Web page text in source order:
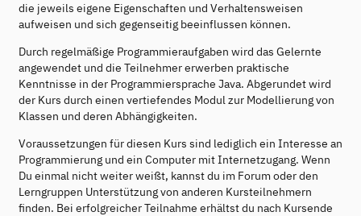
die jeweils eigene Eigenschaften und Verhaltensweisen
aufweisen und sich gegenseitig beeinflussen können.
Durch regelmäßige Programmieraufgaben wird das Gelernte
angewendet und die Teilnehmer erwerben praktische
Kenntnisse in der Programmiersprache Java. Abgerundet wird
der Kurs durch einen vertiefendes Modul zur Modellierung von
Klassen und deren Abhängigkeiten.
Voraussetzungen für diesen Kurs sind lediglich ein Interesse an
Programmierung und ein Computer mit Internetzugang. Wenn
Du einmal nicht weiter weißt, kannst du im Forum oder den
Lerngruppen Unterstützung von anderen Kursteilnehmern
finden. Bei erfolgreicher Teilnahme erhältst du nach Kursende